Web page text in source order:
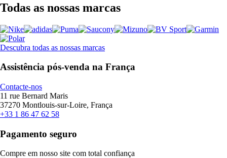
Todas as nossas marcas
Descubra todas as nossas marcas
Assistência pós-venda na França
Contacte-nos
11 rue Bernard Maris
37270 Montlouis-sur-Loire, França
+33 1 86 47 62 58
Pagamento seguro
Compre em nosso site com total confiança